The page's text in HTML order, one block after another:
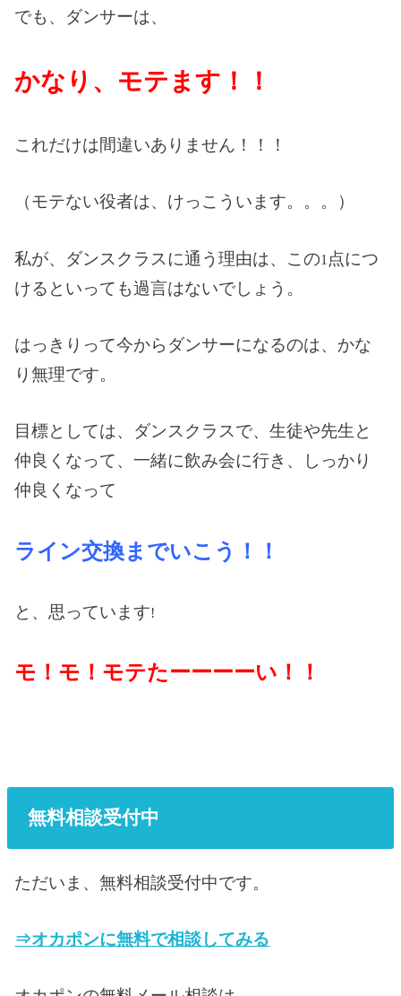
でも、ダンサーは、
かなり、モテます ！！
これだけは間違いありません！！！
（モテない役者は、けっこういます。。。）
私が、ダンスクラスに通う理由は、この1 点につ
けるといっても過言はないでしょう。
はっきりって今からダンサーになるのは、かな
り無理です。
目標としては、ダンスクラスで、生徒や先生と
仲良くなって、一緒に飲み会に行き、しっかり
仲良くなって
ライン交換までいこう！！
と、思っています!
モ！モ！モテたーーーーい！！
無料相談受付中
ただいま、無料相談受付中です。
⇒オカポンに無料で相談してみる